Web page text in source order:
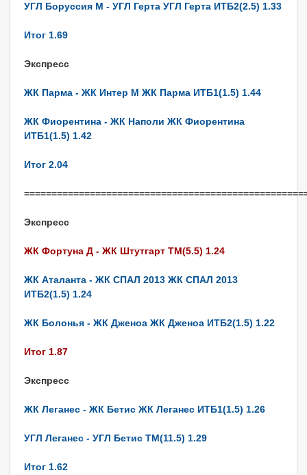
УГЛ Боруссия М - УГЛ Герта УГЛ Герта ИТБ2(2.5) 1.33
Итог 1.69
Экспресс
ЖК Парма - ЖК Интер М ЖК Парма ИТБ1(1.5) 1.44
ЖК Фиорентина - ЖК Наполи ЖК Фиорентина
ИТБ1(1.5) 1.42
Итог 2.04
Экспресс
ЖК Фортуна Д - ЖК Штутгарт ТМ(5.5) 1.24
ЖК Аталанта - ЖК СПАЛ 2013 ЖК СПАЛ 2013
ИТБ2(1.5) 1.24
ЖК Болонья - ЖК Дженоа ЖК Дженоа ИТБ2(1.5) 1.22
Итог 1.87
Экспресс
ЖК Леганес - ЖК Бетис ЖК Леганес ИТБ1(1.5) 1.26
УГЛ Леганес - УГЛ Бетис ТМ(11.5) 1.29
Итог 1.62